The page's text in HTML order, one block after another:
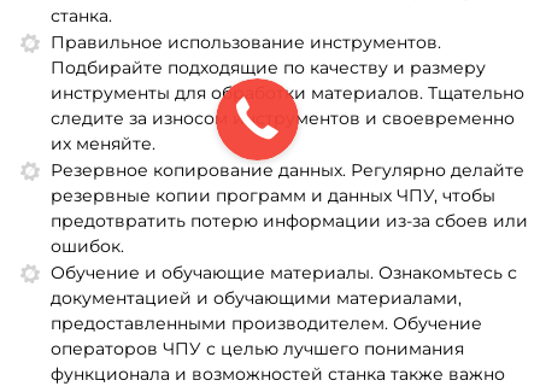
станка.
Правильное использование инструментов.
Подбирайте подходящие по качеству и размеру
инструменты для обработки материалов. Тщательно
следите за износом инструментов и своевременно
их меняйте.
Резервное копирование данных. Регулярно делайте
резервные копии программ и данных ЧПУ, чтобы
предотвратить потерю информации из-за сбоев или
ошибок.
Обучение и обучающие материалы. Ознакомьтесь с
документацией и обучающими материалами,
предоставленными производителем. Обучение
операторов ЧПУ с целью лучшего понимания
функционала и возможностей станка также важно